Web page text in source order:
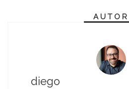
AUTOR
diego